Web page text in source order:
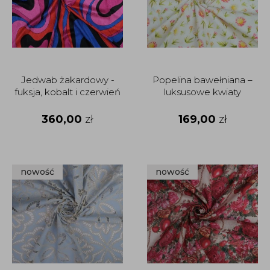
Jedwab żakardowy -
fuksja, kobalt i czerwień
360,00 zł
Popelina bawełniana –
luksusowe kwiaty
169,00 zł
nowość nowość